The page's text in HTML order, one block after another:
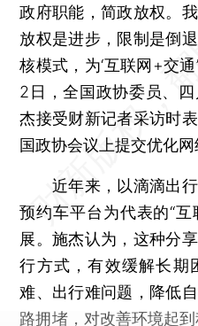
政府职能，简政放权。
放权是进步，限制是倒
核模式，为‘互联网+交
2日，全国政协委员、
杰接受财新记者采访时
国政协会议上提交优化网
近年来，以滴滴出行
预约车平台为代表的“
展。施杰认为，这种分
行方式，有效缓解长期
难、出行难问题，降低
路拥堵，对改善环境起